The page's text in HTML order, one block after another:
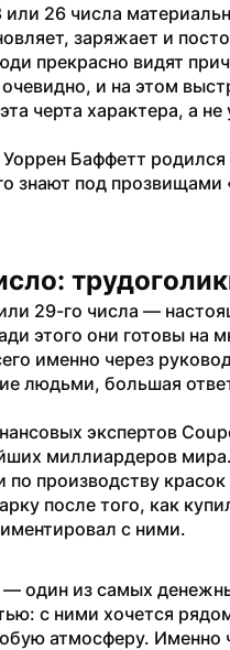
26 числа
заряжает и
прекрасно видят
и на этом
черта характера, а
Баффетт родился
знают под
29-го числа —
этого они готовы на
именно через
людьми, большая
экспертов
миллиардеров
производству
после того, как
с ними.
— один из самых
с ними хочется
атмосферу. Именно